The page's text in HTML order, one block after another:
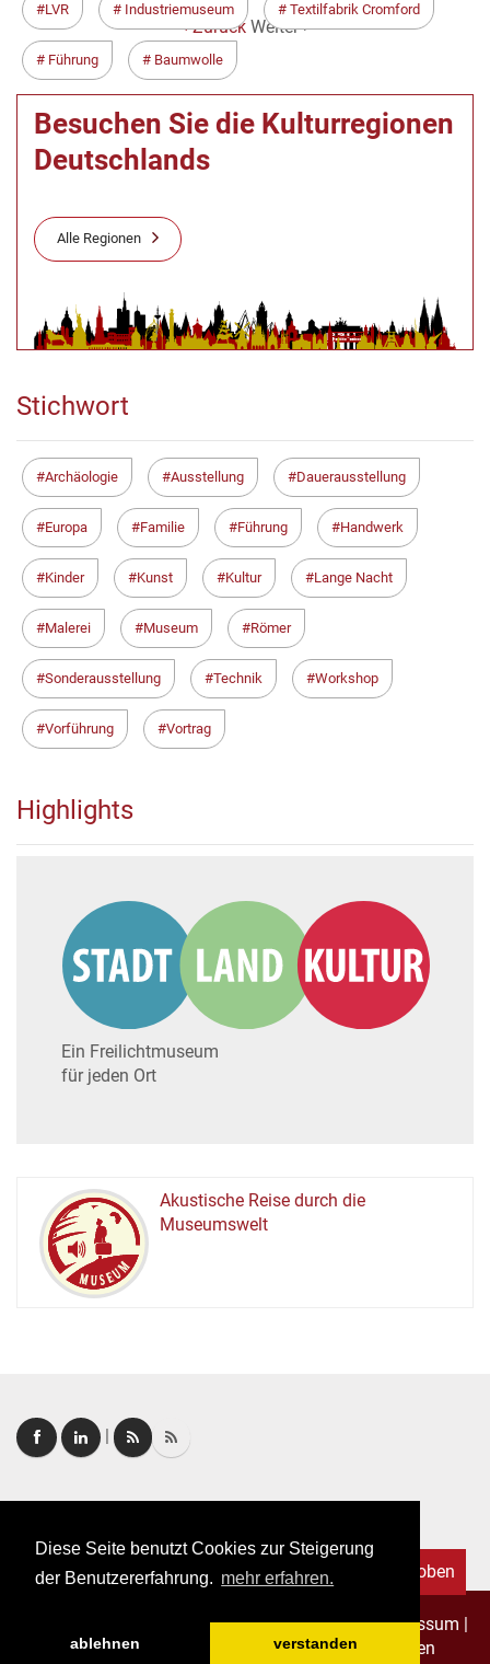
Diese Seite benutzt Cookies zur Steigerung
der Benutzererfahrung. mehr erfahren.
ablehnen verstanden
LVR Industriemuseum Textilfabrik Cromford
Führung Baumwolle
< Zurück Weiter >
Besuchen Sie die Kulturregionen
Deutschlands
Alle Regionen
Stichwort
Archäologie Ausstellung Dauerausstellung
Europa Familie Führung Handwerk
Kinder Kunst Kultur Lange Nacht
Malerei Museum Römer
Sonderausstellung Technik Workshop
Vorführung Vortrag
Highlights
Ein Freilichtmuseum
für jeden Ort
MUSEUM
Akustische Reise durch die
Museumswelt
Copyright © 2026. Alle Rechte vorbehalten.–Impressum |
Datenschutz
Allgemeine Geschäftsbedingungen
Nach oben